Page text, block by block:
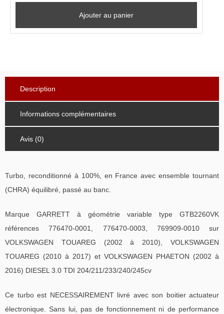
Ajouter au panier
Description
Informations complémentaires
Avis (0)
Turbo, reconditionné à 100%, en France avec ensemble tournant
(CHRA) équilibré, passé au banc.
Marque GARRETT à géométrie variable type GTB2260VK
références 776470-0001, 776470-0003, 769909-0010 sur
VOLKSWAGEN TOUAREG (2002 à 2010), VOLKSWAGEN
TOUAREG (2010 à 2017) et VOLKSWAGEN PHAETON (2002 à
2016) DIESEL 3.0 TDI 204/211/233/240/245cv
Ce turbo est NECESSAIREMENT livré avec son boitier actuateur
électronique. Sans lui, pas de fonctionnement ni de performance